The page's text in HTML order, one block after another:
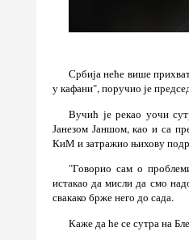
Србија неће више
у кафани", поручио је
Вучић је рекао уочи
Јанезом Јаншом, као и са
КиМ и затражио њихову
"Говорио сам о
истакао да мисли да смо
свакако брже него до сада.
Каже да ће се сутра на